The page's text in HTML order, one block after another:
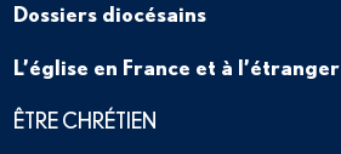
Dossiers diocésains
L’église en France et à l’étranger
ÊTRE CHRÉTIEN